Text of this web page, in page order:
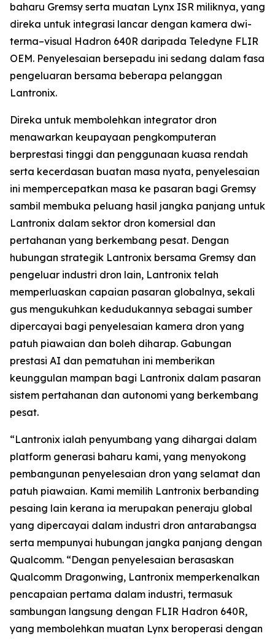
baharu Gremsy serta muatan Lynx ISR miliknya, yang
direka untuk integrasi lancar dengan kamera dwi-
terma–visual Hadron 640R daripada Teledyne FLIR
OEM. Penyelesaian bersepadu ini sedang dalam fasa
pengeluaran bersama beberapa pelanggan
Lantronix.
Direka untuk membolehkan integrator dron
menawarkan keupayaan pengkomputeran
berprestasi tinggi dan penggunaan kuasa rendah
serta kecerdasan buatan masa nyata, penyelesaian
ini mempercepatkan masa ke pasaran bagi Gremsy
sambil membuka peluang hasil jangka panjang untuk
Lantronix dalam sektor dron komersial dan
pertahanan yang berkembang pesat. Dengan
hubungan strategik Lantronix bersama Gremsy dan
pengeluar industri dron lain, Lantronix telah
memperluaskan capaian pasaran globalnya, sekali
gus mengukuhkan kedudukannya sebagai sumber
dipercayai bagi penyelesaian kamera dron yang
patuh piawaian dan boleh diharap. Gabungan
prestasi AI dan pematuhan ini memberikan
keunggulan mampan bagi Lantronix dalam pasaran
sistem pertahanan dan autonomi yang berkembang
pesat.
“Lantronix ialah penyumbang yang dihargai dalam
platform generasi baharu kami, yang menyokong
pembangunan penyelesaian dron yang selamat dan
patuh piawaian. Kami memilih Lantronix berbanding
pesaing lain kerana ia merupakan peneraju global
yang dipercayai dalam industri dron antarabangsa
serta mempunyai hubungan jangka panjang dengan
Qualcomm. “Dengan penyelesaian berasaskan
Qualcomm Dragonwing, Lantronix memperkenalkan
pencapaian pertama dalam industri, termasuk
sambungan langsung dengan FLIR Hadron 640R,
yang membolehkan muatan Lynx beroperasi dengan